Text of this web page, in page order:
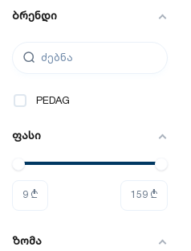
ბრენდი
PEDAG
ფასი
9 ₾ 159 ₾
ზომა